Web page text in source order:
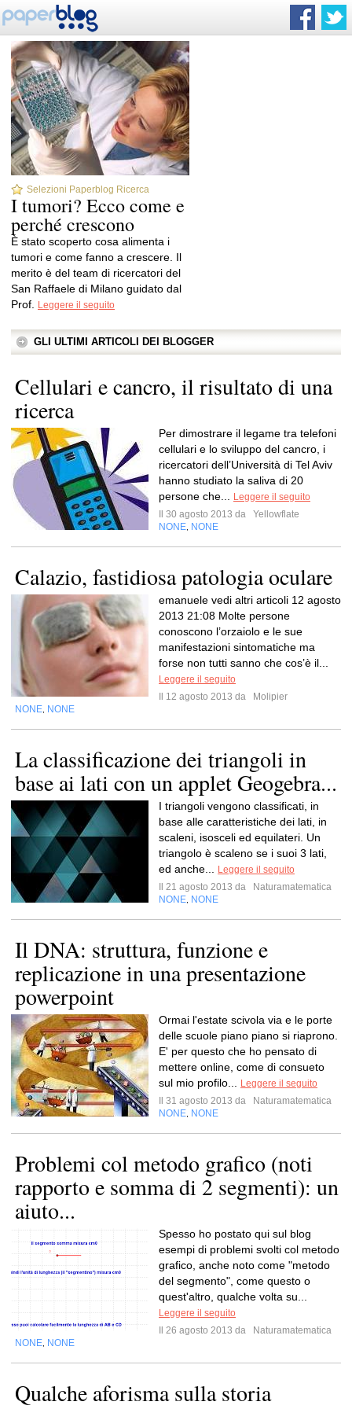
Selezioni Paperblog Ricerca
I tumori? Ecco come e
perché crescono
È stato scoperto cosa alimenta i
tumori e come fanno a crescere. Il
merito è del team di ricercatori del
San Raffaele di Milano guidato dal
Prof.
Leggere il seguito
GLI ULTIMI ARTICOLI DEI BLOGGER
Cellulari e cancro, il risultato di una
ricerca
Per dimostrare il legame tra telefoni
cellulari e lo sviluppo del cancro, i
ricercatori dell’Università di Tel Aviv
hanno studiato la saliva di 20
persone che...
Leggere il seguito
Il 30 agosto 2013 da
Yellowflate
NONE NONE
Calazio, fastidiosa patologia oculare
emanuele vedi altri articoli 12 agosto
2013 21:08 Molte persone
conoscono l’orzaiolo e le sue
manifestazioni sintomatiche ma
forse non tutti sanno che cos’è il...
Leggere il seguito
Il 12 agosto 2013 da
Molipier
NONE NONE
La classificazione dei triangoli in
base ai lati con un applet Geogebra...
I triangoli vengono classificati, in
base alle caratteristiche dei lati, in
scaleni, isosceli ed equilateri. Un
triangolo è scaleno se i suoi 3 lati,
ed anche...
Leggere il seguito
Il 21 agosto 2013 da
Naturamatematica
NONE NONE
Il DNA: struttura, funzione e
replicazione in una presentazione
powerpoint
Ormai l'estate scivola via e le porte
delle scuole piano piano si riaprono.
E' per questo che ho pensato di
mettere online, come di consueto
sul mio profilo...
Leggere il seguito
Il 31 agosto 2013 da
Naturamatematica
NONE NONE
Problemi col metodo grafico (noti
rapporto e somma di 2 segmenti): un
aiuto...
Spesso ho postato qui sul blog
esempi di problemi svolti col metodo
grafico, anche noto come "metodo
del segmento", come questo o
quest'altro, qualche volta su...
Leggere il seguito
Il 26 agosto 2013 da
Naturamatematica
NONE NONE
Qualche aforisma sulla storia